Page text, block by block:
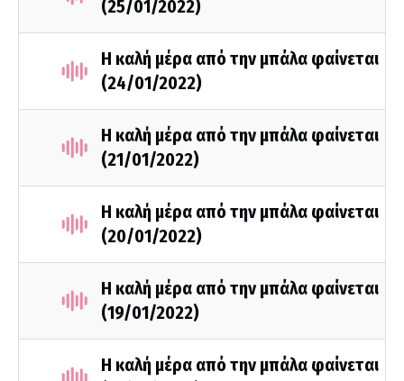
(25/01/2022)
Η καλή μέρα από την μπάλα φαίνεται
(24/01/2022)
Η καλή μέρα από την μπάλα φαίνεται
(21/01/2022)
Η καλή μέρα από την μπάλα φαίνεται
(20/01/2022)
Η καλή μέρα από την μπάλα φαίνεται
(19/01/2022)
Η καλή μέρα από την μπάλα φαίνεται